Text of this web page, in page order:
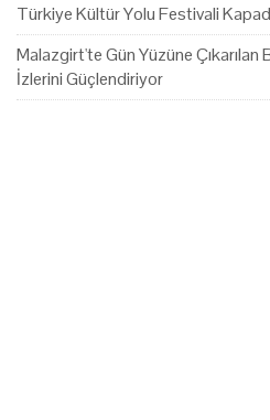
Türkiye Kültür Yolu Festivali
Malazgirt'te Gün Yüzüne
İzlerini Güçlendiriyor